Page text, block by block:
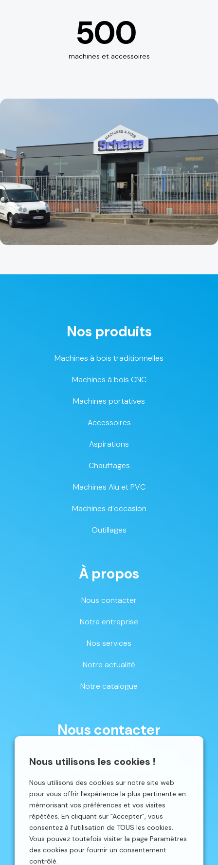
500
machines et accessoires
Nous utilisons les cookies !
Nous utilisons des cookies sur notre site web
pour vous offrir l'expérience la plus pertinente en
mémorisant vos préférences et vos visites
répétées. En cliquant sur "Accepter", vous
consentez à l'utilisation de TOUS les cookies.
Vous pouvez toutefois visiter la page Paramètres
des cookies pour fournir un consentement
contrôlé.
Nos produits
Machines à bois traditionnelles
Machines à bois CNC
Machines portatives
Accessoires
Aspirations
Chauffages
Machines Alu et PVC
Machines d’occasion
Outillages
À propos
Nous contacter
Notre entreprise
Nos services
Notre actualité
Notre catalogue
Nous contacter
mschene@schene.be
Avenue du Parc 16 | 4650 CHAINEUX
©2026 Schêne. Site web réalisé parLocalisy Web Agency.
Politique des cookies